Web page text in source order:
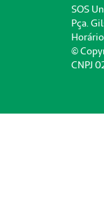
SOS
Pça.
©
CNPJ